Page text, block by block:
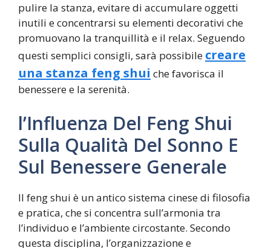
pulire la stanza, evitare di accumulare oggetti
inutili e concentrarsi su elementi decorativi che
promuovano la tranquillità e il relax. Seguendo
questi semplici consigli, sarà possibile creare
una stanza feng shui che favorisca il
benessere e la serenità.
l’Influenza Del Feng Shui
Sulla Qualità Del Sonno E
Sul Benessere Generale
Il feng shui è un antico sistema cinese di filosofia
e pratica, che si concentra sull’armonia tra
l’individuo e l’ambiente circostante. Secondo
questa disciplina, l’organizzazione e